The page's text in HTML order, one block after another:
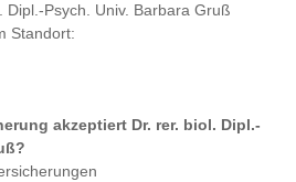
Dipl.-Psych. Univ. Barbara Gruß
Standort:
akzeptiert Dr. rer. biol. Dipl.-
?